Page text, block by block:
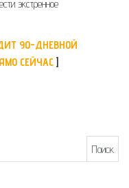
экстренное
90-ДНЕВНОЙ
СЕЙЧАС ]